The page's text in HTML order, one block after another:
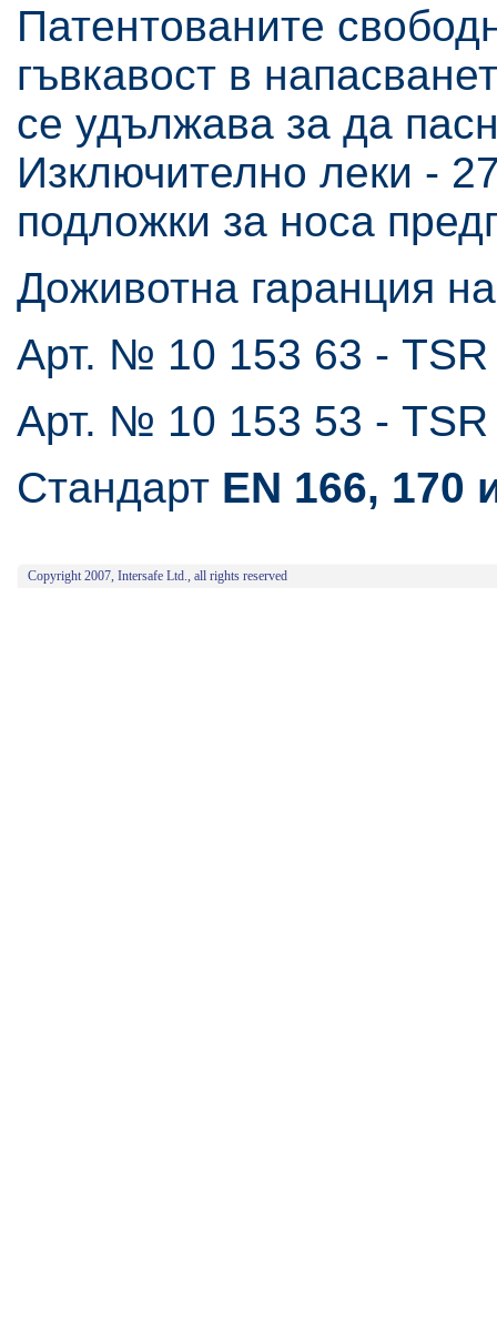
Патентованите
гъвкавост в
се удължава за да
Изключително леки -
подложки за носа
Доживотна гаранция
Арт. № 10 153 63 - TSR
Арт. № 10 153 53 - TSR
Стандарт EN 166, 170
Copyright 2007, Intersafe Ltd., all rights reserved